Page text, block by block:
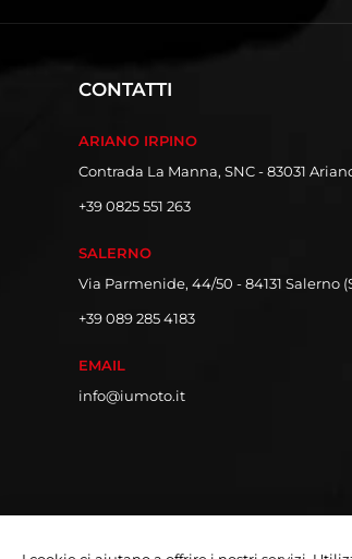
CONTATTI
ARIANO IRPINO
Contrada La Manna, SNC - 83031
+39 0825 551 263
SALERNO
Via Parmenide, 44/50 - 84131 Salerno
+39 089 285 4183
EMAIL
info@iumoto.it